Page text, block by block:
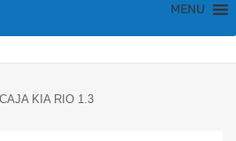
MENU
KIA RIO 1.3